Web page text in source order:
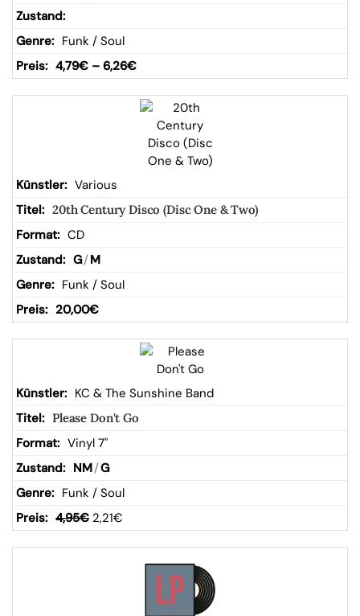
Funk / Soul
4,79€ – 6,26€
Various
20th Century Disco (Disc One & Two)
CD
G/ M
Funk / Soul
20,00€
KC & The Sunshine Band
Please Don't Go
Vinyl 7"
NM/G
Funk / Soul
4,95€ 2,21€